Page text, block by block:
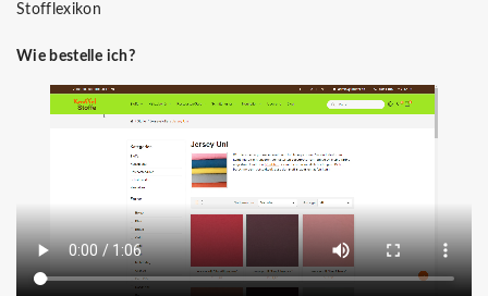
Stofflexikon
Wie bestelle ich?